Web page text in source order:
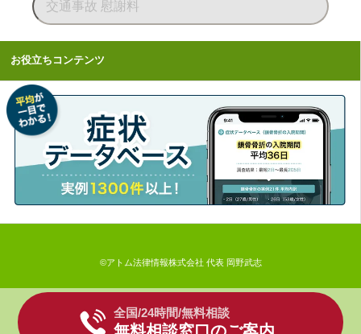
全国/24時間/無料相談
お役立ちコンテンツ
©アトム法律情報株式会社 代表 岡野武志